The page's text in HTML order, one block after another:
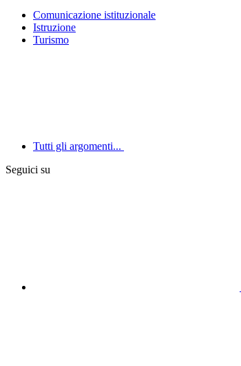
Comunicazione istituzionale
Istruzione
Turismo
Tutti gli argomenti...
Seguici su